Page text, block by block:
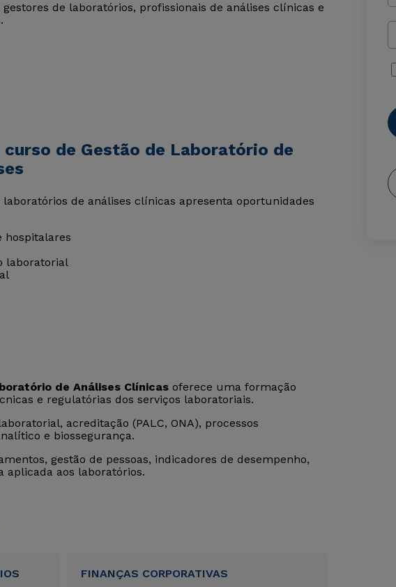
de laboratórios, profissionais de análises clínicas e
de Gestão de Laboratório de
de análises clínicas apresenta oportunidades
hospitalares
laboratorial
de Análises Clínicas oferece uma formação
e regulatórias dos serviços laboratoriais.
acreditação (PALC, ONA), processos
e biossegurança.
gestão de pessoas, indicadores de desempenho,
aplicada aos laboratórios.
FINANÇAS CORPORATIVAS